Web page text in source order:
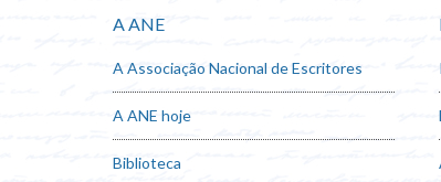
A ANE
A Associação Nacional de Escritores
A ANE hoje
Biblioteca